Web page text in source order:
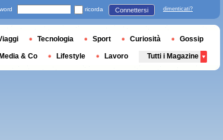
ricorda Connettersi dimenticati?
Tecnologia Sport Curiosità Gossip
Media & Co Lifestyle Lavoro Tutti i Magazine